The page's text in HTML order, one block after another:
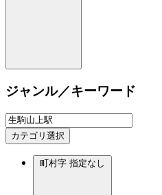
ジャンル／キーワード
カテゴリ選択
町村字 指定なし